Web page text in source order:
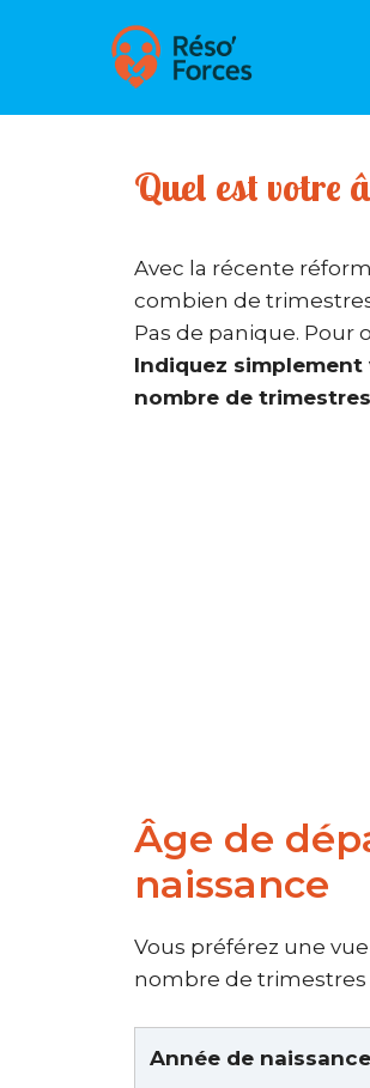
Quel est votre
Avec la récente
combien de
Pas de panique. Pour
Indiquez
nombre de
Âge de
naissance
Vous préférez une
nombre de trimestres
Année de naissance